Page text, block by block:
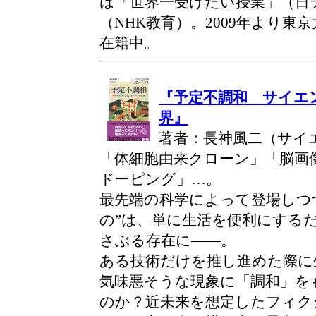
（NHK教育）。2009年より東
在籍中。
『予定不調和 サイエ
界』
著者：長神風二（サ
「体細胞由来クローン」「脳
ドーピング」…。
最先端の科学によって登場し
の”は、単に生活を便利にする
さぶる存在に——。
ある技術だけを推し進めた際
気味悪そうな現象に「調和」
のか？近未来を想定したフィ